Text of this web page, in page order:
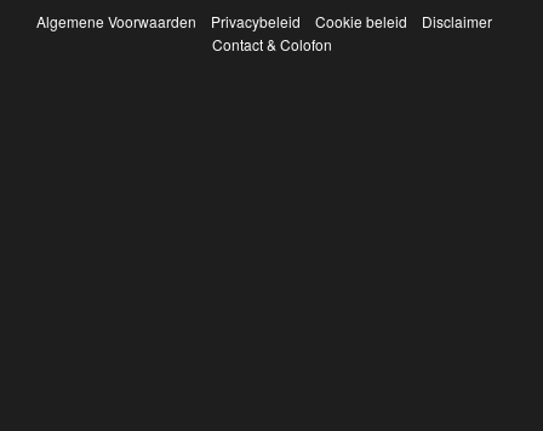
Algemene Voorwaarden Privacybeleid Cookie beleid
Disclaimer
Contact & Colofon